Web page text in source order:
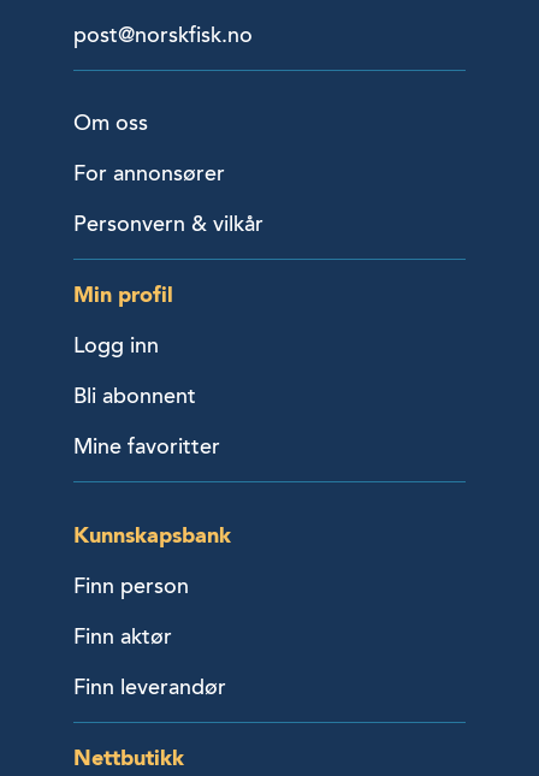
post@norskfisk.no
Om oss
For annonsører
Personvern & vilkår
Min profil
Logg inn
Bli abonnent
Mine favoritter
Kunnskapsbank
Finn person
Finn aktør
Finn leverandør
Nettbutikk